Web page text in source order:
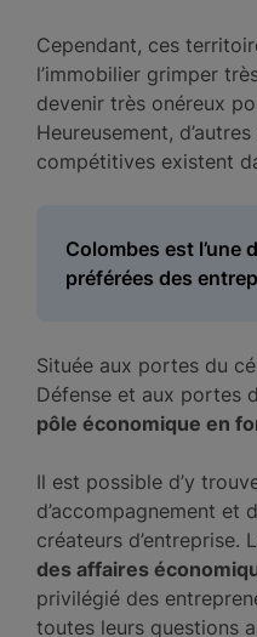
Cependant, ces
l’immobilier grimper
devenir très onéreux
Heureusement,
compétitives existent
Colombes est l’une
préférées des
Située aux portes du
Défense et aux portes
pôle économique en
Il est possible d’y
d’accompagnement et
créateurs d’entreprise.
des affaires
privilégié des
toutes leurs questions